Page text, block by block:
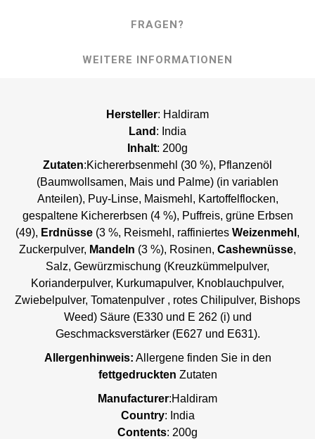
FRAGEN?
WEITERE INFORMATIONEN
Hersteller: Haldiram
Land : India
Inhalt: 200g
Zutaten:Kichererbsenmehl (30 %), Pflanzenöl
(Baumwollsamen, Mais und Palme) (in variablen
Anteilen), Puy-Linse, Maismehl, Kartoffelflocken,
gespaltene Kichererbsen (4 %), Puffreis, grüne Erbsen
(49), Erdnüsse (3 %, Reismehl, raffiniertes Weizenmehl ,
Zuckerpulver, Mandeln (3 %), Rosinen, Cashewnüsse,
Salz, Gewürzmischung (Kreuzkümmelpulver,
Korianderpulver, Kurkumapulver, Knoblauchpulver,
Zwiebelpulver, Tomatenpulver , rotes Chilipulver, Bishops
Weed) Säure (E330 und E 262 (i) und
Geschmacksverstärker (E627 und E631).
Allergenhinweis: Allergene finden Sie in den
fettgedruckten Zutaten
Manufacturer:Haldiram
Country: India
Contents: 200g